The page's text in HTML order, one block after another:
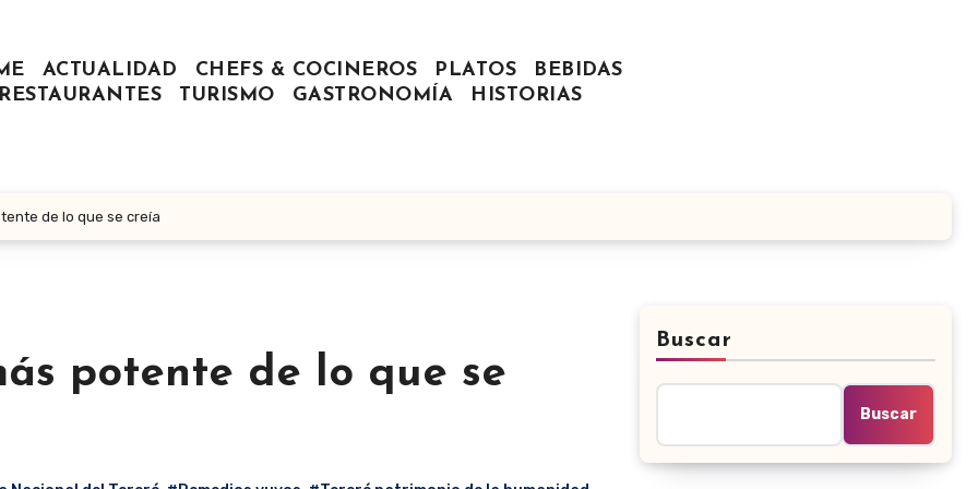
ACTUALIDAD CHEFS & COCINEROS PLATOS
BEBIDAS
RESTAURANTES
TURISMO GASTRONOMÍA HISTORIAS
de lo que se creía
potente de lo que se
Buscar
Buscar